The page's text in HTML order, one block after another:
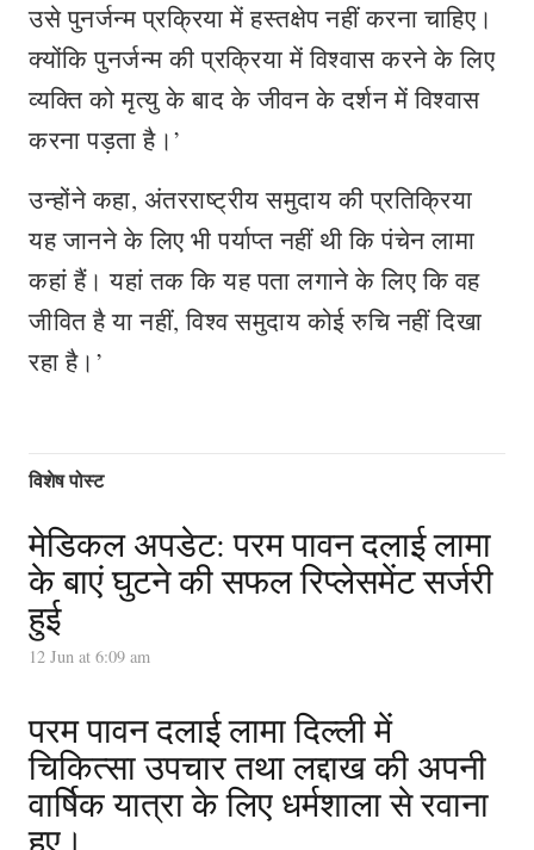
उसे पुनर्जन्म प्रक्रिया में हस्तक्षेप नहीं करना चाहिए।
क्योंकि पुनर्जन्म की प्रक्रिया में विश्वास करने के लिए
व्यक्ति को मृत्यु के बाद के जीवन के दर्शन में विश्वास
करना पड़ता है।’
उन्होंने कहा, अंतरराष्ट्रीय समुदाय की प्रतिक्रिया
यह जानने के लिए भी पर्याप्त नहीं थी कि पंचेन लामा
कहां हैं। यहां तक कि यह पता लगाने के लिए कि वह
जीवित है या नहीं, विश्व समुदाय कोई रुचि नहीं दिखा
रहा है।’
विशेष पोस्ट
मेडिकल अपडेट: परम पावन दलाई लामा
के बाएं घुटने की सफल रिप्लेसमेंट सर्जरी
हुई
12 Jun at 6:09 am
परम पावन दलाई लामा दिल्ली में
चिकित्सा उपचार तथा लद्दाख की अपनी
वार्षिक यात्रा के लिए धर्मशाला से रवाना
हुए।